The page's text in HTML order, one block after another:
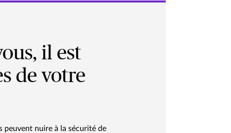
il est
de votre
peuvent nuire à la sécurité de